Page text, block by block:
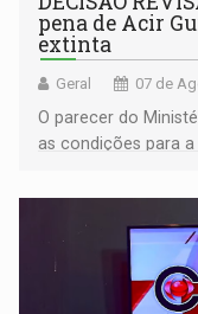
pena de Acir
extinta
Geral 07 de
O parecer do
as condições para